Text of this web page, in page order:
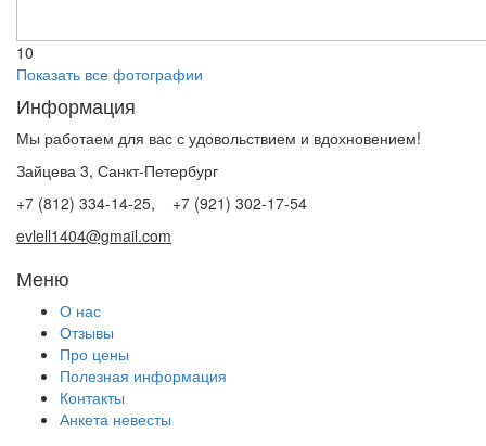
10
Показать все фотографии
Информация
Мы работаем для вас с удовольствием и вдохновением!
Зайцева 3, Санкт-Петербург
+7 (812) 334-14-25, +7 (921) 302-17-54
evlell1404@gmail.com
Меню
О нас
Отзывы
Про цены
Полезная информация
Контакты
Анкета невесты